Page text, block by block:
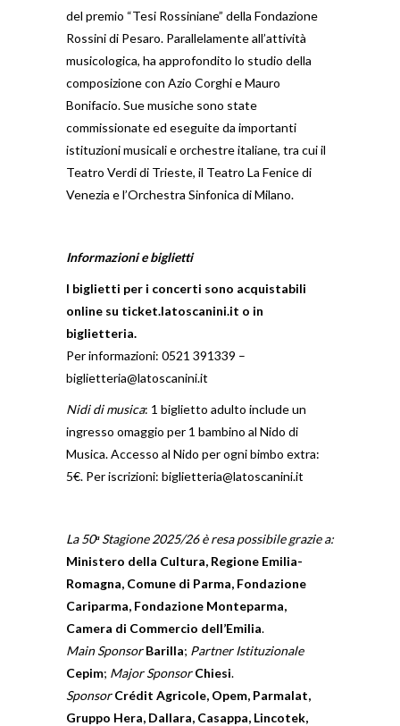
del premio “Tesi Rossiniane” della Fondazione
Rossini di Pesaro. Parallelamente all’attività
musicologica, ha approfondito lo studio della
composizione con Azio Corghi e Mauro
Bonifacio. Sue musiche sono state
commissionate ed eseguite da importanti
istituzioni musicali e orchestre italiane, tra cui il
Teatro Verdi di Trieste, il Teatro La Fenice di
Venezia e l’Orchestra Sinfonica di Milano.
Informazioni e biglietti
I biglietti per i concerti sono acquistabili
online su ticket.latoscanini.it o in
biglietteria.
Per informazioni: 0521 391339 –
biglietteria@latoscanini.it
Nidi di musica: 1 biglietto adulto include un
ingresso omaggio per 1 bambino al Nido di
Musica. Accesso al Nido per ogni bimbo extra:
5€. Per iscrizioni: biglietteria@latoscanini.it
La 50ᵃStagione 2025/26 è resa possibile grazie a:
Ministero della Cultura, Regione Emilia-
Romagna, Comune di Parma, Fondazione
Cariparma, Fondazione Monteparma,
Camera di Commercio dell’Emilia.
Main Sponsor Barilla; Partner Istituzionale
Cepim; Major Sponsor Chiesi.
Sponsor Crédit Agricole, Opem, Parmalat,
Gruppo Hera, Dallara, Casappa, Lincotek,